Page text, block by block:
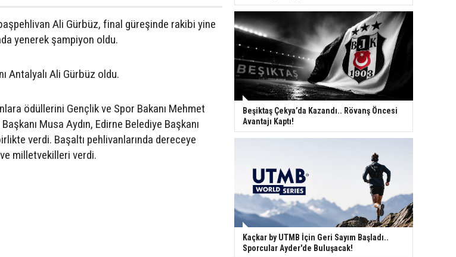
Ali Gürbüz, final güreşinde rakibi yine
yenerek şampiyon oldu.
Antalyalı Ali Gürbüz oldu.
ödüllerini Gençlik ve Spor Bakanı Mehmet
Musa Aydın, Edirne Belediye Başkanı
verdi. Başaltı pehlivanlarında dereceye
milletvekilleri verdi.
Beşiktaş Çekya’da Kazandı.. Rövanş Öncesi
Avantajı Kaptı!
Kaçkar by UTMB İçin Geri Sayım Başladı..
Sporcular Ayder'de Buluşacak!